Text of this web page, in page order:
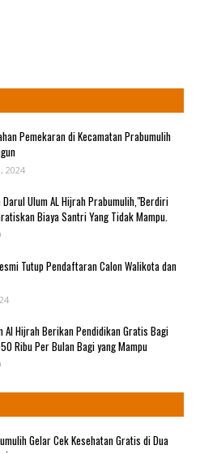
Pemekaran di Kecamatan Prabumulih
2024
Ulum AL Hijrah Prabumulih,"Berdiri
Biaya Santri Yang Tidak Mampu.
Tutup Pendaftaran Calon Walikota dan
Al Hijrah Berikan Pendidikan Gratis Bagi
Ribu Per Bulan Bagi yang Mampu
Gelar Cek Kesehatan Gratis di Dua